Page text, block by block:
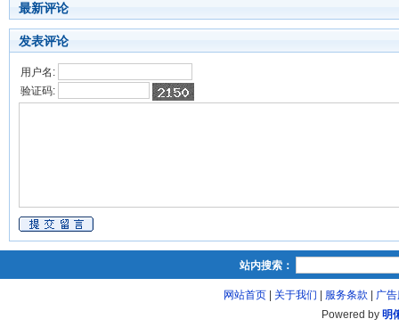
最新评论
发表评论
用户名:
验证码:
站内搜索：
网站首页| 关于我们 服务条款
广
Powered by 明